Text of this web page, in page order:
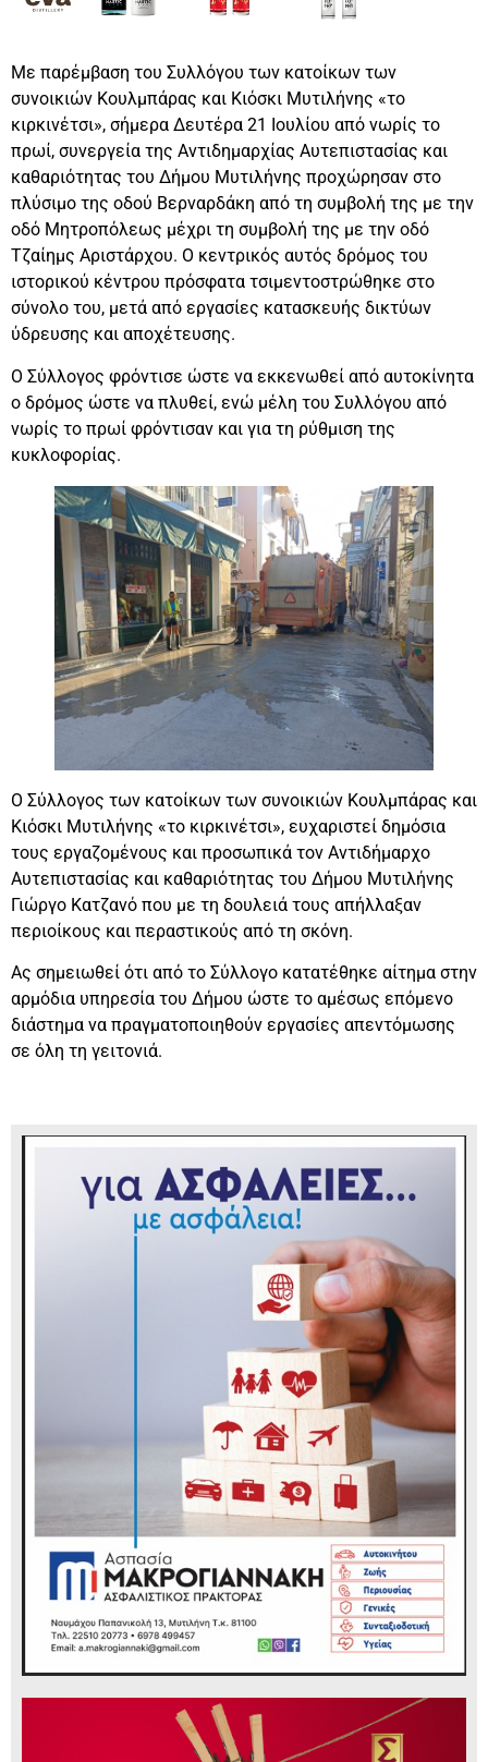
Με παρέμβαση του Συλλόγου των κατοίκων των
συνοικιών Κουλμπάρας και Κιόσκι Μυτιλήνης «το
κιρκινέτσι», σήμερα Δευτέρα 21 Ιουλίου από νωρίς το
πρωί, συνεργεία της Αντιδημαρχίας Αυτεπιστασίας και
καθαριότητας του Δήμου Μυτιλήνης προχώρησαν στο
πλύσιμο της οδού Βερναρδάκη από τη συμβολή της με την
οδό Μητροπόλεως μέχρι τη συμβολή της με την οδό
Τζαίημς Αριστάρχου. Ο κεντρικός αυτός δρόμος του
ιστορικού κέντρου πρόσφατα τσιμεντοστρώθηκε στο
σύνολο του, μετά από εργασίες κατασκευής δικτύων
ύδρευσης και αποχέτευσης.
Ο Σύλλογος φρόντισε ώστε να εκκενωθεί από αυτοκίνητα
ο δρόμος ώστε να πλυθεί, ενώ μέλη του Συλλόγου από
νωρίς το πρωί φρόντισαν και για τη ρύθμιση της
κυκλοφορίας.
Ο Σύλλογος των κατοίκων των συνοικιών Κουλμπάρας και
Κιόσκι Μυτιλήνης «το κιρκινέτσι», ευχαριστεί δημόσια
τους εργαζομένους και προσωπικά τον Αντιδήμαρχο
Αυτεπιστασίας και καθαριότητας του Δήμου Μυτιλήνης
Γιώργο Κατζανό που με τη δουλειά τους απήλλαξαν
περιοίκους και περαστικούς από τη σκόνη.
Ας σημειωθεί ότι από το Σύλλογο κατατέθηκε αίτημα στην
αρμόδια υπηρεσία του Δήμου ώστε το αμέσως επόμενο
διάστημα να πραγματοποιηθούν εργασίες απεντόμωσης
σε όλη τη γειτονιά.